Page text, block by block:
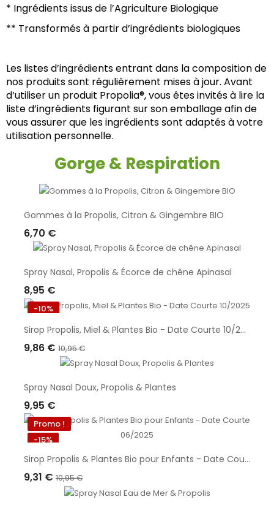
* Ingrédients issus de l’Agriculture Biologique
** Transformés à partir d’ingrédients biologiques
Les listes d’ingrédients entrant dans la composition de
nos produits sont régulièrement mises à jour. Avant
d’utiliser un produit Propolia®, vous êtes invités à lire la
liste d’ingrédients figurant sur son emballage afin de
vous assurer que les ingrédients sont adaptés à votre
utilisation personnelle.
Gorge & Respiration
Gommes à la Propolis, Citron & Gingembre BIO
6,70 €
Ajouter Au Panier
Spray Nasal, Propolis & Écorce de chêne Apinasal
8,95 €
Ajouter Au Panier
-10%
Sirop Propolis, Miel & Plantes Bio - Date Courte 10/2025
9,86 € 10,95 €
Ajouter Au Panier
Spray Nasal Doux, Propolis & Plantes
9,95 €
Ajouter Au Panier
Promo !
-15%
Sirop Propolis & Plantes Bio pour Enfants - Date Courte 06/2025
9,31 € 10,95 €
Ajouter Au Panier